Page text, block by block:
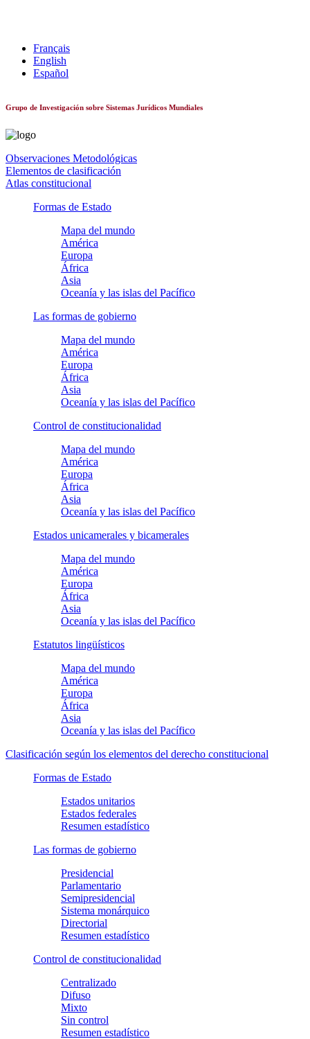
Français
English
Español
Grupo de Investigación sobre Sistemas Jurídicos Mundiales
Observaciones Metodológicas
Elementos de clasificación
Atlas constitucional
Formas de Estado
Mapa del mundo
América
Europa
África
Asia
Oceanía y las islas del Pacífico
Las formas de gobierno
Mapa del mundo
América
Europa
África
Asia
Oceanía y las islas del Pacífico
Control de constitucionalidad
Mapa del mundo
América
Europa
África
Asia
Oceanía y las islas del Pacífico
Estados unicamerales y bicamerales
Mapa del mundo
América
Europa
África
Asia
Oceanía y las islas del Pacífico
Estatutos lingüísticos
Mapa del mundo
América
Europa
África
Asia
Oceanía y las islas del Pacífico
Clasificación según los elementos del derecho constitucional
Formas de Estado
Estados unitarios
Estados federales
Resumen estadístico
Las formas de gobierno
Presidencial
Parlamentario
Semipresidencial
Sistema monárquico
Directorial
Resumen estadístico
Control de constitucionalidad
Centralizado
Difuso
Mixto
Sin control
Resumen estadístico